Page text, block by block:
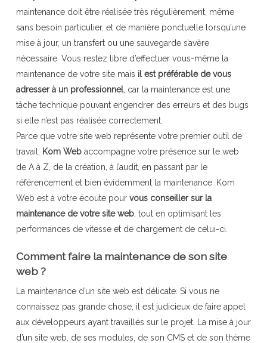
maintenance doit être réalisée très régulièrement, même
sans besoin particulier, et de manière ponctuelle lorsqu’une
mise à jour, un transfert ou une sauvegarde s’avère
nécessaire. Vous restez libre d’effectuer vous-même la
maintenance de votre site mais il est préférable de vous
adresser à un professionnel, car la maintenance est une
tâche technique pouvant engendrer des erreurs et des bugs
si elle n’est pas réalisée correctement.
Parce que votre site web représente votre premier outil de
travail, Kom Webaccompagne votre présence sur le web
de A à Z, de la création, à l’audit, en passant par le
référencement et bien évidemment la maintenance. Kom
Web est à votre écoute pour vous conseiller sur la
maintenance de votre site web, tout en optimisant les
performances de vitesse et de chargement de celui-ci.
Comment faire la maintenance de son site
web ?
La maintenance d’un site web est délicate. Si vous ne
connaissez pas grande chose, il est judicieux de faire appel
aux développeurs ayant travaillés sur le projet. La mise à jour
d’un site web, de ses modules, de son CMS et de son thème